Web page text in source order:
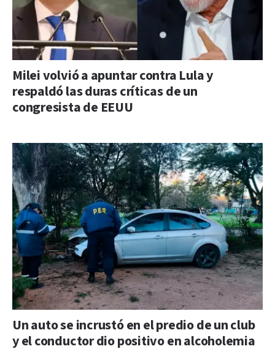
Milei volvió a apuntar contra Lula y
respaldó las duras críticas de un
congresista de EEUU
Un auto se incrustó en el predio de un club
y el conductor dio positivo en alcoholemia